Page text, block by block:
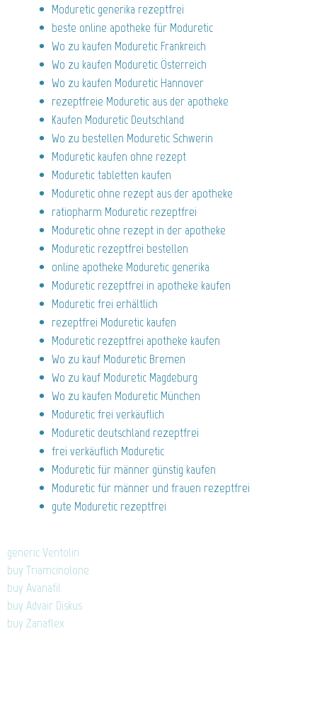
Moduretic generika rezeptfrei
beste online apotheke für Moduretic
Wo zu kaufen Moduretic Frankreich
Wo zu kaufen Moduretic Österreich
Wo zu kaufen Moduretic Hannover
rezeptfreie Moduretic aus der apotheke
Kaufen Moduretic Deutschland
Wo zu bestellen Moduretic Schwerin
Moduretic kaufen ohne rezept
Moduretic tabletten kaufen
Moduretic ohne rezept aus der apotheke
ratiopharm Moduretic rezeptfrei
Moduretic ohne rezept in der apotheke
Moduretic rezeptfrei bestellen
online apotheke Moduretic generika
Moduretic rezeptfrei in apotheke kaufen
Moduretic frei erhältlich
rezeptfrei Moduretic kaufen
Moduretic rezeptfrei apotheke kaufen
Wo zu kauf Moduretic Bremen
Wo zu kauf Moduretic Magdeburg
Wo zu kaufen Moduretic München
Moduretic frei verkäuflich
Moduretic deutschland rezeptfrei
frei verkäuflich Moduretic
Moduretic für männer günstig kaufen
Moduretic für männer und frauen rezeptfrei
gute Moduretic rezeptfrei
generic Ventolin
buy Triamcinolone
buy Avanafil
buy Advair Diskus
buy Zanaflex